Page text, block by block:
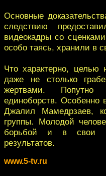
Основные
следствию
видеокадры со
особо таясь, хранили в
Что характерно,
даже не столько
жертвами. Попутно
единоборств. Особенно
Джалил Мамедрзаев,
группы. Молодой
борьбой и в свои
результатов.
www.5-tv.ru